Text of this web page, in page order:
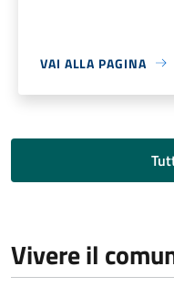
VAI ALLA PAGINA
Vivere il